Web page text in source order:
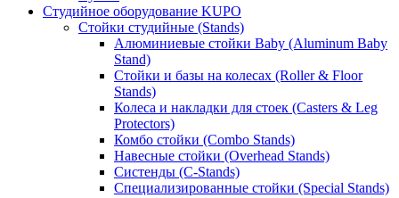
Студийное оборудование KUPO
Стойки студийные (Stands)
Алюминиевые стойки Baby (Aluminum Baby
Stand)
Стойки и базы на колесах (Roller & Floor
Stands)
Колеса и накладки для стоек (Casters & Leg
Protectors)
Комбо стойки (Combo Stands)
Навесные стойки (Overhead Stands)
Систенды (C-Stands)
Специализированные стойки (Special Stands)